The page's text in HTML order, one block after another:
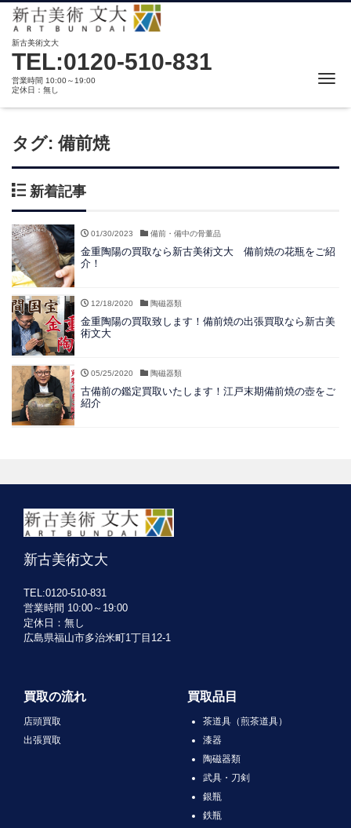
新古美術文大
TEL:0120-510-831
営業時間 10:00～19:00
定休日：無し
タグ: 備前焼
新着記事
01/30/2023 備前・備中の骨董品
金重陶陽の買取なら新古美術文大 備前焼の花瓶をご紹
介！
12/18/2020 陶磁器類
金重陶陽の買取致します！備前焼の出張買取なら新古美
術文大
05/25/2020 陶磁器類
古備前の鑑定買取いたします！江戸末期備前焼の壺をご
紹介
新古美術文大
TEL:0120-510-831
営業時間 10:00～19:00
定休日：無し
広島県福山市多治米町1丁目12-1
買取の流れ
店頭買取
出張買取
買取品目
茶道具（煎茶道具）
漆器
陶磁器類
武具・刀剣
銀瓶
鉄瓶